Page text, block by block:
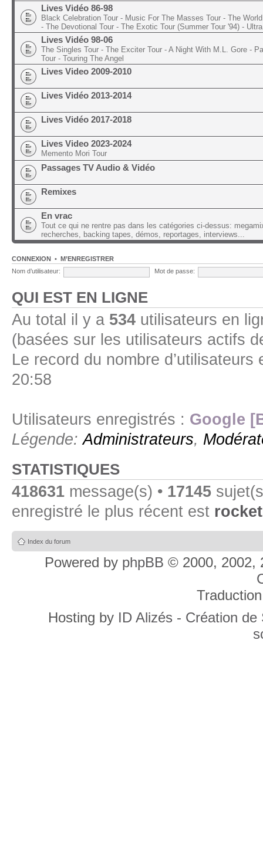
Lives Vidéo 86-98
Black Celebration Tour - Music For The Masses Tour - The
- The Devotional Tour - The Exotic Tour (Summer Tour '94) -
Lives Vidéo 98-06
The Singles Tour - The Exciter Tour - A Night With M.L. Gore -
Tour - Touring The Angel
Lives Video 2009-2010
Lives Vidéo 2013-2014
Lives Vidéo 2017-2018
Lives Video 2023-2024
Memento Mori Tour
Passages TV Audio & Vidéo
Remixes
En vrac
Tout ce qui ne rentre pas dans les catégories ci-dessus:
recherches, backing tapes, démos, reportages, interviews...
CONNEXION • M’ENREGISTRER
Nom d’utilisateur:
Mot de passe:
QUI EST EN LIGNE
Au total il y a 534 utilisateurs en
(basées sur les utilisateurs actifs
Le record du nombre
20:58
Utilisateurs enregistrés : Google
Légende:Administrateurs,
STATISTIQUES
418631 message(s) • 17145
enregistré le plus récent est
Index du forum
Powered by phpBB © 2000, 2002,
Hosting by ID Alizés - Création